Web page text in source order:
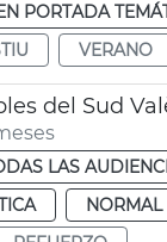
PORTADA
VERANO
del Sud
LAS
NORMAL